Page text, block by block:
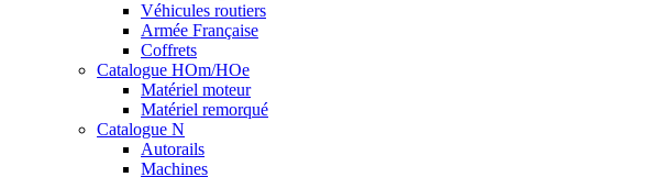
Véhicules routiers
Armée Française
Coffrets
Catalogue HOm/HOe
Matériel moteur
Matériel remorqué
Catalogue N
Autorails
Machines